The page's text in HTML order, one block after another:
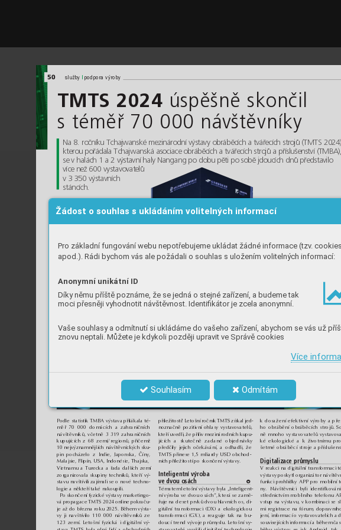
Žádost o souhlas s ukládáním volitelných informací
Pro základní fungování webu nepotřebujeme ukládat žádné informace (tzv. cookies
apod.). Rádi bychom vás ale požádali o souhlas s uložením volitelných informací:
Anonymní unikátní ID
Díky němu příště poznáme, že se jedná o stejné zařízení, a budeme tak
moci přesněji vyhodnotit návštěvnost. Identifikátor je zcela anonymní.
Vaše souhlasy a odmítnutí si ukládáme do vašeho zařízení, abychom se vás už
znovu neptali. Můžete je kdykoli později upravit ve Správě cookies
Více
Souhlasím Odmítám
Podle statistik TMBA výstava přilákala té-
měř 70 000 domácích a zahraničních
návštěvníků, včetně 3 319 zahraničních
kupujících z 68 zemí/regionů, přičemž
10 nejvýznamnějších návštěvnických sku-
pin pocházelo z Indie, Japonska, Číny,
Malajsie, Filipín, USA, Indonésie, Thajska,
Vietnamu a Turecka a řada dalších zemí
zorganizovala skupiny techniků, kteří vý-
stavu navštívili zajímali se o nové techno-
logie a někteří také nakoupili.
Po skončení fyzické výstavy marketingo-
vá propagace TMTS 2024 online pokraču-
je až do března roku 2025. Během výsta-
vy ji navštívilo 110 000 návštěvníků ze
123 zemí. Letošní fyzická i digitální vý-
příležitostí! Letošní ročník TMTS získal jed-
noznačně pozitivní ohlasy vystavovatelů,
kteří uvedli, že příliv mezinárodních kupu-
jících a skutečně zadané objednávky
předčily jejich očekávání, a odhadli, že
TMTS přinese 1,5 miliardy USD obchod-
ních příležitostí po skončení výstavy.
Inteligentní výroba
ve dvou osách
d
Tématem letošní výstavy byla „Inteligent-
ní výroba ve dvou osách”, která se zamě-
řuje na deset prvků dvou hlavních os, di-
gitální transformaci (DX) a ekologickou
transformaci (GX), a reaguje tak na bu-
doucí trend vývoje průmyslu. Letošní vy-
k dosažení efektivní výroby a
ho obrábění obráběcích strojů.
ně mnoho vystavovatelů
ké ekologické a k životnímu
šetrné obráběcí stroje a
Digitalizace průmyslu
V reakci na digitální transformaci
výstavy poskytl organizátor
funkci prohlídky APP pro mobilní
ny. Návštěvníci byli
střednictvím mobilního telefonu
vstup na výstavu, v kombinaci se
mi registrace na fórum,
jení, informací o vystavovatelích a
souvisejících informací a během
služby podpora výroby
50
TMTS 2024 úspěšně skončil
s téměř 70 000 návštěvníky
Na 8. ročníku Tchajwanské mezinárodní výstavy obráběcích a tvářecích strojů (TMTS 2024),
kterou pořádala Tchajwanská asociace obráběcích a tvářecích strojů a příslušenství (TMBA),
se v halách 1 a 2 výstavní haly Nangang po dobu pěti po sobě jdoucích dnů představilo
více než 600 vystavovatelů
v 3 350 výstavních
stáncích.